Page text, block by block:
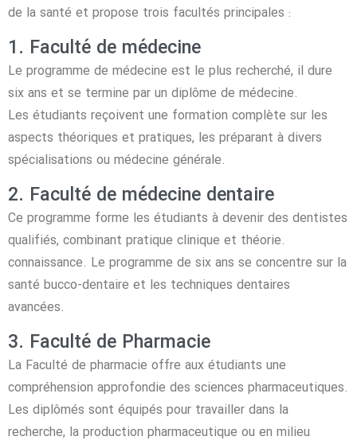
de la santé et propose trois facultés principales :
1. Faculté de médecine
Le programme de médecine est le plus recherché, il dure
six ans et se termine par un diplôme de médecine.
Les étudiants reçoivent une formation complète sur les
aspects théoriques et pratiques, les préparant à divers
spécialisations ou médecine générale.
2. Faculté de médecine dentaire
Ce programme forme les étudiants à devenir des dentistes
qualifiés, combinant pratique clinique et théorie.
connaissance. Le programme de six ans se concentre sur la
santé bucco-dentaire et les techniques dentaires
avancées.
3. Faculté de Pharmacie
La Faculté de pharmacie offre aux étudiants une
compréhension approfondie des sciences pharmaceutiques.
Les diplômés sont équipés pour travailler dans la
recherche, la production pharmaceutique ou en milieu